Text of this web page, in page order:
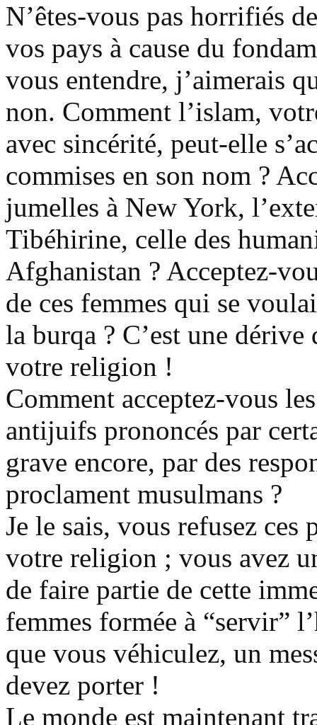
N’êtes-vous pas horrifiés
vos pays à cause du
vous entendre, j’aimerais
non. Comment l’islam,
avec sincérité, peut-elle
commises en son nom ?
jumelles à New York,
Tibéhirine, celle des
Afghanistan ? Acceptez-
de ces femmes qui se
la burqa ? C’est une
votre religion !
Comment acceptez-vous
antijuifs prononcés par
grave encore, par des
proclament musulmans ?
Je le sais, vous refusez ces
votre religion ; vous avez
de faire partie de cette
femmes formée à “servir”
que vous véhiculez, un
devez porter !
Le monde est maintenant